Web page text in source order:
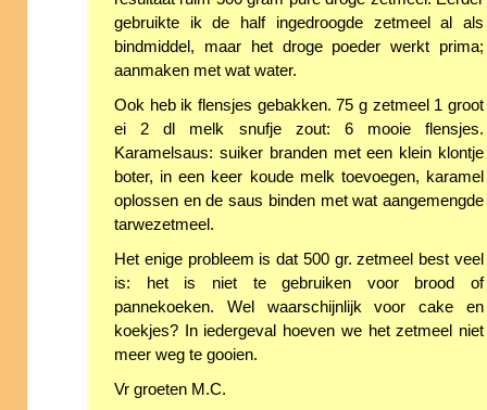
gebruikte ik de half ingedroogde zetmeel al als
bindmiddel, maar het droge poeder werkt prima;
aanmaken met wat water.
Ook heb ik flensjes gebakken. 75 g zetmeel 1 groot
ei 2 dl melk snufje zout: 6 mooie flensjes.
Karamelsaus: suiker branden met een klein klontje
boter, in een keer koude melk toevoegen, karamel
oplossen en de saus binden met wat aangemengde
tarwezetmeel.
Het enige probleem is dat 500 gr. zetmeel best veel
is: het is niet te gebruiken voor brood of
pannekoeken. Wel waarschijnlijk voor cake en
koekjes? In iedergeval hoeven we het zetmeel niet
meer weg te gooien.
Vr groeten M.C.